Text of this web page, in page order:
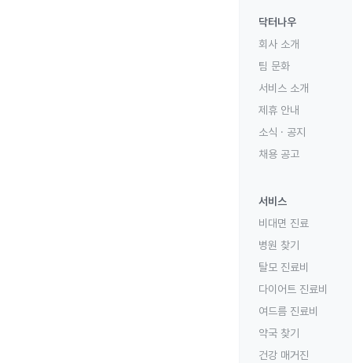
닥터나우
회사 소개
팀 문화
서비스 소개
제휴 안내
소식 · 공지
채용 공고
서비스
비대면 진료
병원 찾기
탈모 진료비
다이어트 진료비
여드름 진료비
약국 찾기
건강 매거진